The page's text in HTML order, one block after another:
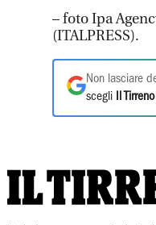
– foto Ipa
(ITALPRESS).
Non lasciare
scegli
Il Tirreno